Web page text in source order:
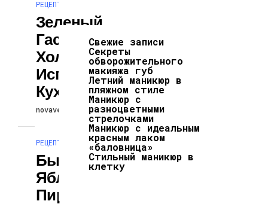
РЕЦЕПТЫ
Зеленый
Гаспачо,
Холодный Суп
Испанской
Кухни
novaversion 30.06.2024
РЕЦЕПТЫ
Быстрый
Яблочный
Пирог
Свежие записи
Секреты
обворожительного
макияжа губ
Летний маникюр в
пляжном стиле
Маникюр с
разноцветными
стрелочками
Маникюр с идеальным
красным лаком
«баловница»
Стильный маникюр в
клетку